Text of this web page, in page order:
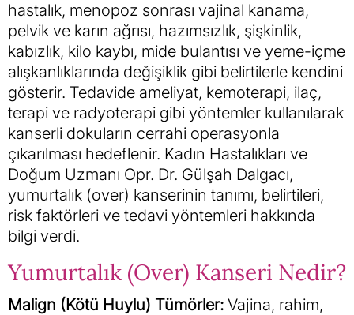
hastalık, menopoz sonrası vajinal kanama,
pelvik ve karın ağrısı, hazımsızlık, şişkinlik,
kabızlık, kilo kaybı, mide bulantısı ve yeme-içme
alışkanlıklarında değişiklik gibi belirtilerle kendini
gösterir. Tedavide ameliyat, kemoterapi, ilaç,
terapi ve radyoterapi gibi yöntemler kullanılarak
kanserli dokuların cerrahi operasyonla
çıkarılması hedeflenir. Kadın Hastalıkları ve
Doğum Uzmanı Opr. Dr. Gülşah Dalgacı,
yumurtalık (over) kanserinin tanımı, belirtileri,
risk faktörleri ve tedavi yöntemleri hakkında
bilgi verdi.
Yumurtalık (Over) Kanseri Nedir?
Malign (Kötü Huylu) Tümörler: Vajina, rahim,